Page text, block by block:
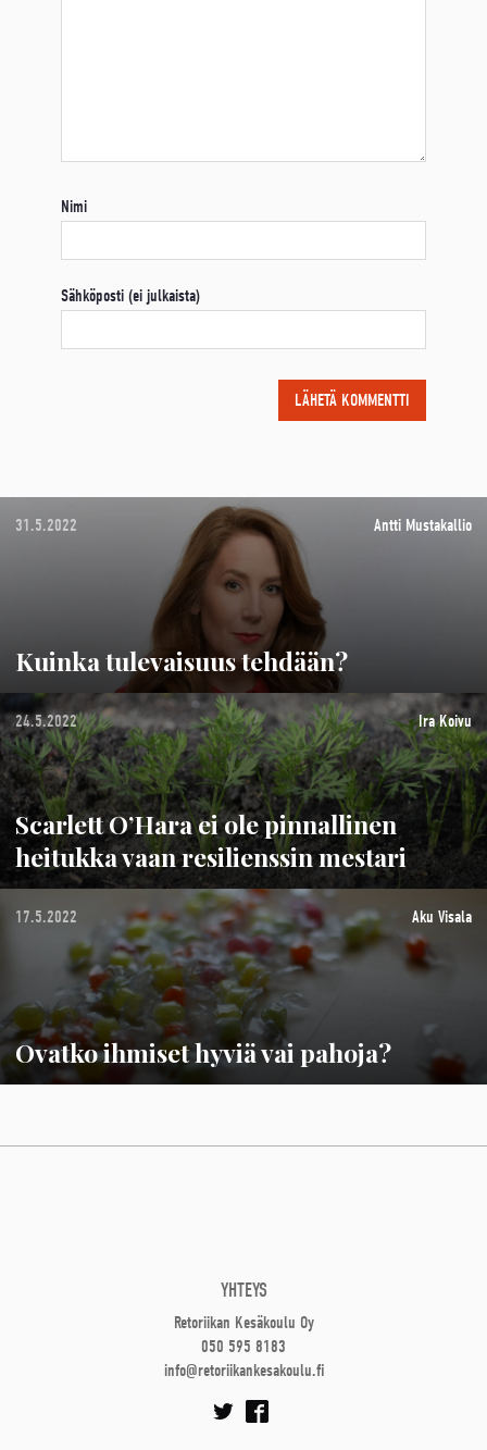
Nimi
Sähköposti (ei julkaista)
31.5.2022 Antti Mustakallio
Kuinka tulevaisuus tehdään?
24.5.2022 Ira Koivu
Scarlett O’Hara ei ole pinnallinen
heitukka vaan resilienssin mestari
17.5.2022 Aku Visala
Ovatko ihmiset hyviä vai pahoja?
YHTEYS
Retoriikan Kesäkoulu Oy
050 595 8183
info@retoriikankesakoulu.fi